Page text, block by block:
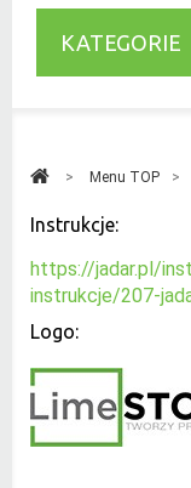
KATEGORIE
> Menu TOP >
Instrukcje:
https://jadar.pl/
instrukcje/207-
Logo: